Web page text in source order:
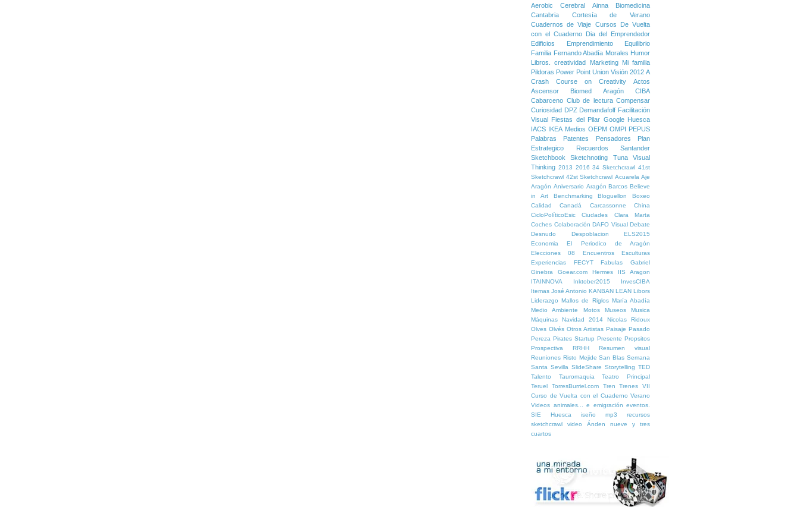
Aerobic Cerebral
Ainna
Biomedicina
Cantabria
Cortesía de Verano
Cuadernos de Viaje Cursos
De Vuelta
con el Cuaderno Dia del Emprendedor
Edificios
Emprendimiento
Equilibrio
Familia Fernando Abadía Morales Humor
Libros. creatividad
Marketing
Mi familia
Pildoras Power Point Union Visión 2012 A
Crash Course on Creativity
Actos
Ascensor
Biomed Aragón
CIBA
Cabarceno Club de lectura Compensar
Curiosidad DPZ Demandafolf Facilitación
Visual Fiestas del Pilar Google Huesca
IACS IKEA Medios OEPM OMPI PEPUS
Palabras
Patentes Pensadores
Plan
Estrategico
Recuerdos
Santander
Sketchbook
Sketchnoting Tuna
Visual
Thinking 2013 2016 34 Sketchcrawl 41st
Sketchcrawl 42st Sketchcrawl Acuarela Aje
Aragón Aniversario Aragón Barcos Believe
in Art
Benchmarking Bloguellon
Boxeo
Calidad
Canadá Carcassonne
China
CicloPolíticoEsic
Ciudades
Clara Marta
Coches Colaboración DAFO Visual Debate
Desnudo
Despoblacion
ELS2015
Economia
El Periodico de Aragón
Elecciones 08
Encuentros
Esculturas
Experiencias
FECYT Fabulas
Gabriel
Ginebra
Goear.com Hermes
IIS Aragon
ITAINNOVA
Inktober2015
InvesCIBA
Itemas José Antonio KANBAN LEAN Libors
Liderazgo Mallos de Riglos María Abadía
Medio Ambiente
Motos Museos
Musica
Máquinas
Navidad 2014
Nicolas Ridoux
Olves Olvés Otros Artistas Paisaje Pasado
Pereza Pirates Startup Presente Propsitos
Prospectiva
RRHH
Resumen visual
Reuniones Risto Mejide San Blas Semana
Santa Sevilla SlideShare Storytelling TED
Talento
Tauromaquia
Teatro Principal
Teruel
TorresBurriel.com Tren Trenes
VII
Curso de Vuelta con el Cuaderno Verano
Videos animales... e emigración eventos.
SIE Huesca
iseño mp3
recursos
sketchcrawl
video
Ánden nueve y tres
cuartos